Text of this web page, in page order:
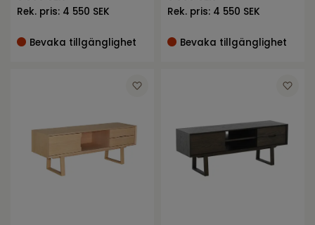
Rek. pris: 4 550 SEK
Bevaka tillgänglighet
Rek. pris: 4 550 SEK
Bevaka tillgänglighet